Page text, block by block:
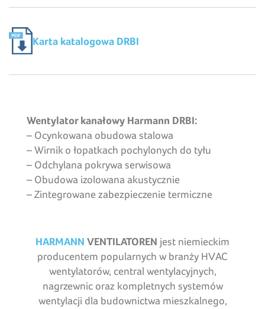
Karta katalogowa DRBI
Wentylator kanałowy Harmann DRBI:
– Ocynkowana obudowa stalowa
– Wirnik o łopatkach pochylonych do tyłu
– Odchylana pokrywa serwisowa
– Obudowa izolowana akustycznie
– Zintegrowane zabezpieczenie termiczne
HARMANN VENTILATOREN jest niemieckim
producentem popularnych w branży HVAC
wentylatorów, central wentylacyjnych,
nagrzewnic oraz kompletnych systemów
wentylacji dla budownictwa mieszkalnego,